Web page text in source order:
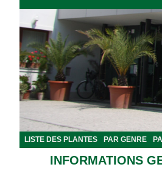
LISTE DES PLANTES PAR GENRE
INFORMATIONS